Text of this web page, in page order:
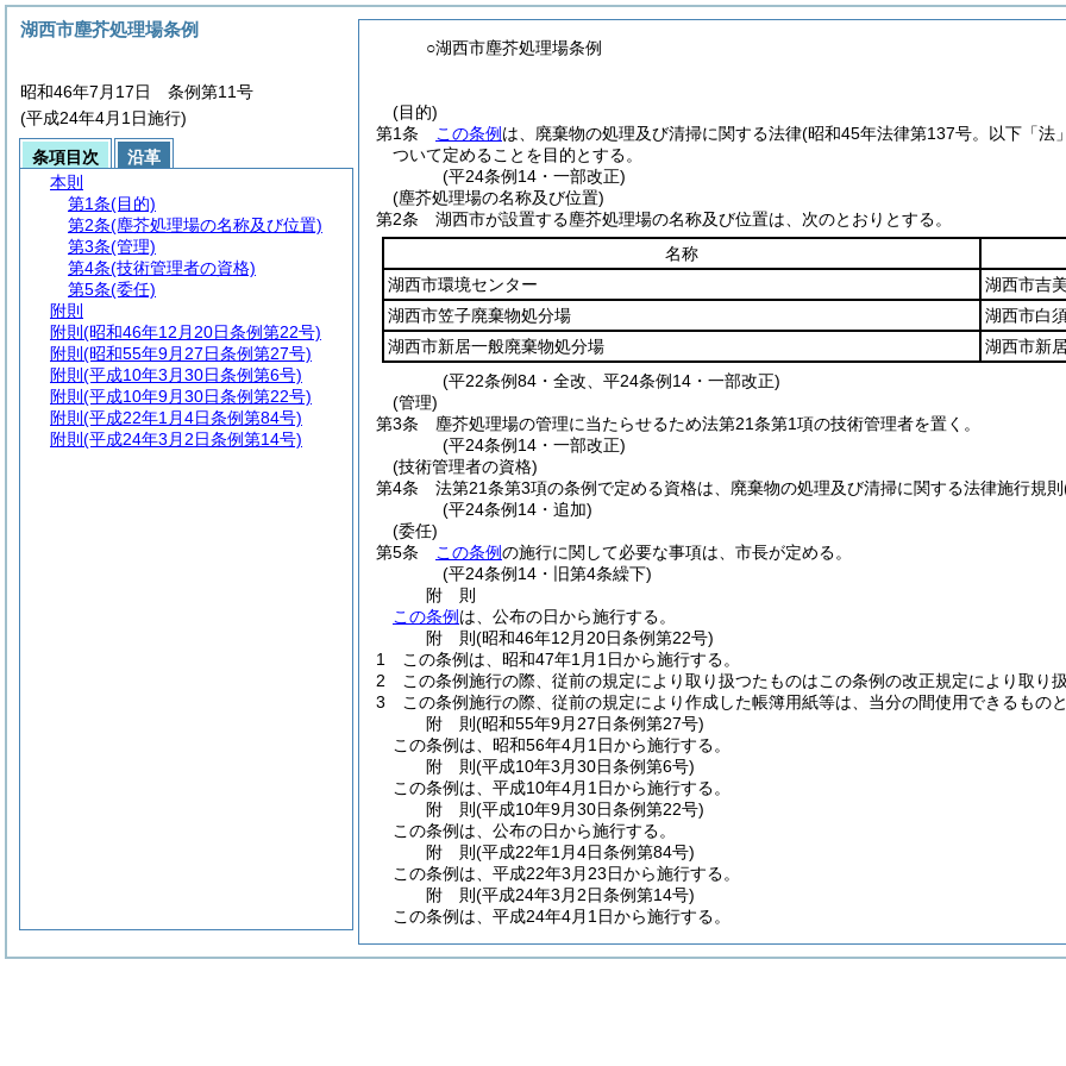
○湖西市塵芥処理場条例
(目的)
第1条
この条例 は、廃棄物の処理及び清掃に関する法律(昭和45年法律第137号。以下「法
ついて定めることを目的とする。
(平24条例14・一部改正)
(塵芥処理場の名称及び位置)
第2条
湖西市が設置する塵芥処理場の名称及び位置は、次のとおりとする。
名称
湖西市環境センター
湖西市吉
湖西市笠子廃棄物処分場
湖西市白
湖西市新居一般廃棄物処分場
湖西市新
(平22条例84・全改、平24条例14・一部改正)
(管理)
第3条
塵芥処理場の管理に当たらせるため法第21条第1項の技術管理者を置く。
(平24条例14・一部改正)
(技術管理者の資格)
第4条
法第21条第3項の条例で定める資格は、廃棄物の処理及び清掃に関する法律施行規則
(平24条例14・追加)
(委任)
第5条
この条例の施行に関して必要な事項は、市長が定める。
(平24条例14・旧第4条繰下)
附 則
この条例 は、公布の日から施行する。
附 則(昭和46年12月20日条例第22号)
1
この条例は、昭和47年1月1日から施行する。
2
この条例施行の際、従前の規定により取り扱つたものはこの条例の改正規定により取り
3
この条例施行の際、従前の規定により作成した帳簿用紙等は、当分の間使用できるものと
附 則(昭和55年9月27日条例第27号)
この条例は、昭和56年4月1日から施行する。
附 則(平成10年3月30日条例第6号)
この条例は、平成10年4月1日から施行する。
附 則(平成10年9月30日条例第22号)
この条例は、公布の日から施行する。
附 則(平成22年1月4日条例第84号)
この条例は、平成22年3月23日から施行する。
附 則(平成24年3月2日条例第14号)
この条例は、平成24年4月1日から施行する。
湖西市塵芥処理場条例
昭和46年7月17日 条例第11号
(平成24年4月1日施行)
条項目次
沿革
本則
第1条(目的)
第2条(塵芥処理場の名称及び位置)
第3条(管理)
第4条(技術管理者の資格)
第5条(委任)
附則
附則 (昭和46年12月20日条例第22号)
附則 (昭和55年9月27日条例第27号)
附則 (平成10年3月30日条例第6号)
附則 (平成10年9月30日条例第22号)
附則 (平成22年1月4日条例第84号)
附則 (平成24年3月2日条例第14号)